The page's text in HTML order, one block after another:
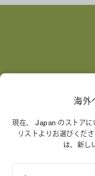
Facebook
トリー バーチ
海外
現在、 Japan のストアに
リストよりお選びくだ
は、新し